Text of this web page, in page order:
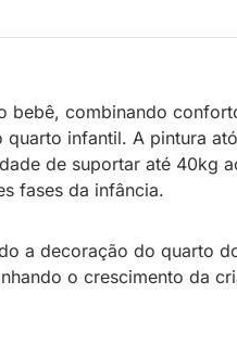
bebê, combinando
infantil. A pintura
de suportar até 40kg
fases da infância.
a decoração do quarto
o crescimento da